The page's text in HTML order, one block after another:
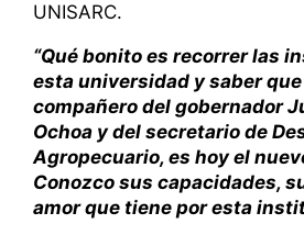
UNISARC.
“Qué bonito es recorrer las
esta universidad y saber
compañero del gobernador
Ochoa y del secretario de
Agropecuario, es hoy el
Conozco sus capacidades,
amor que tiene por esta